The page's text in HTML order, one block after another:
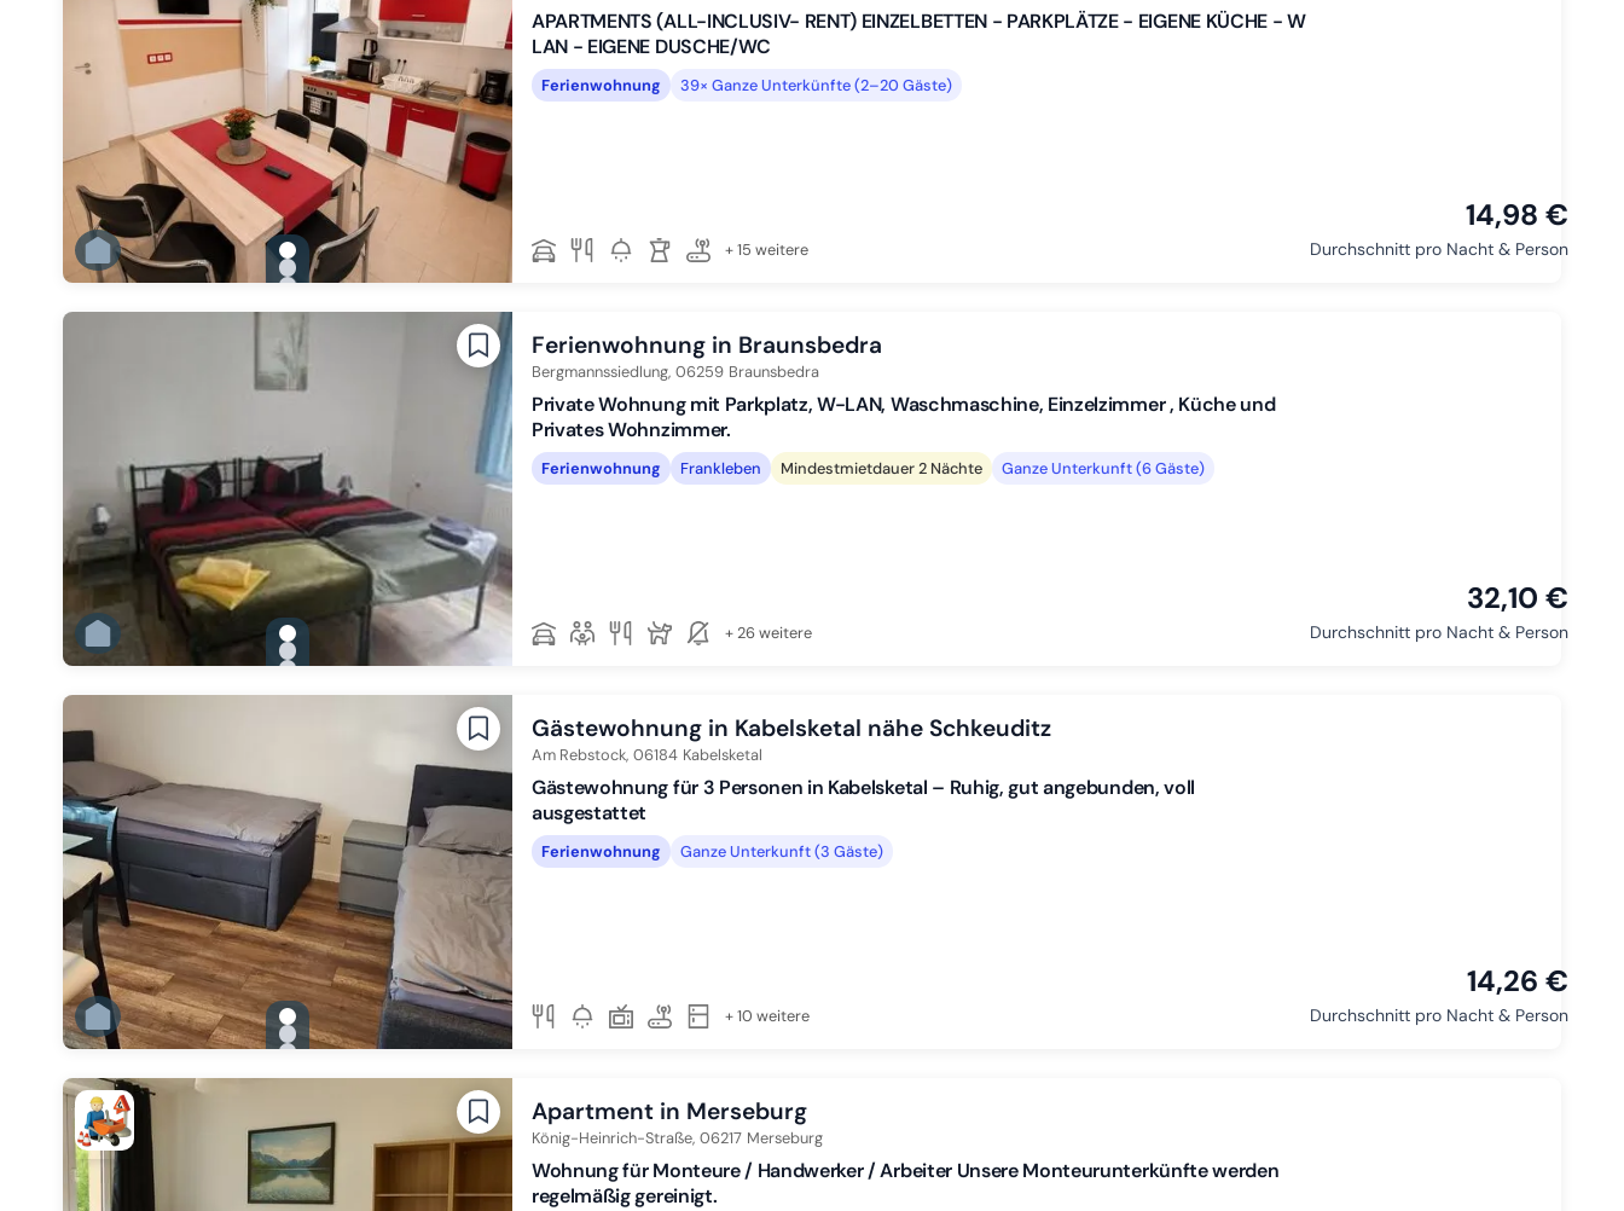
gallery.slide_selector
Zu Slide 1 wechseln
Zu Slide 2 wechseln
Zu Slide 5 wechseln
Zu Slide 6 wechseln
APARTMENTS (ALL-INCLUSIV- RENT) EINZELBETTEN - PARKPLÄTZE - EIGENE KÜCHE - W
LAN - EIGENE DUSCHE/WC
Ferienwohnung 39× Ganze Unterkünfte (2–20 Gäste)
+ 15 weitere
14,98 €
Durchschnitt pro Nacht & Person
gallery.slide_selector
Zu Slide 1 wechseln
Zu Slide 2 wechseln
Ferienwohnung in Braunsbedra
Bergmannssiedlung, 06259 Braunsbedra
Private Wohnung mit Parkplatz, W-LAN, Waschmaschine, Einzelzimmer , Küche und
Privates Wohnzimmer.
Ferienwohnung Frankleben Mindestmietdauer 2 Nächte Ganze Unterkunft (6 Gäste)
+ 26 weitere
32,10 €
Durchschnitt pro Nacht & Person
gallery.slide_selector
Zu Slide 1 wechseln
Zu Slide 2 wechseln
Zu Slide 6 wechseln
Gästewohnung in Kabelsketal nähe Schkeuditz
Am Rebstock, 06184 Kabelsketal
Gästewohnung für 3 Personen in Kabelsketal – Ruhig, gut angebunden, voll
ausgestattet
Ferienwohnung Ganze Unterkunft (3 Gäste)
+ 10 weitere
14,26 €
Durchschnitt pro Nacht & Person
Apartment in Merseburg
König-Heinrich-Straße, 06217 Merseburg
Wohnung für Monteure / Handwerker / Arbeiter Unsere Monteurunterkünfte werden
regelmäßig gereinigt.